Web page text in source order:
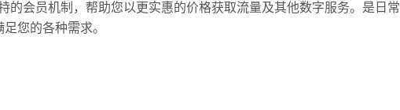
的会员机制，帮助您以更实惠的价格获取流量及其他数字服务。是日常
您的各种需求。